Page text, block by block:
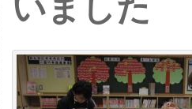
いました